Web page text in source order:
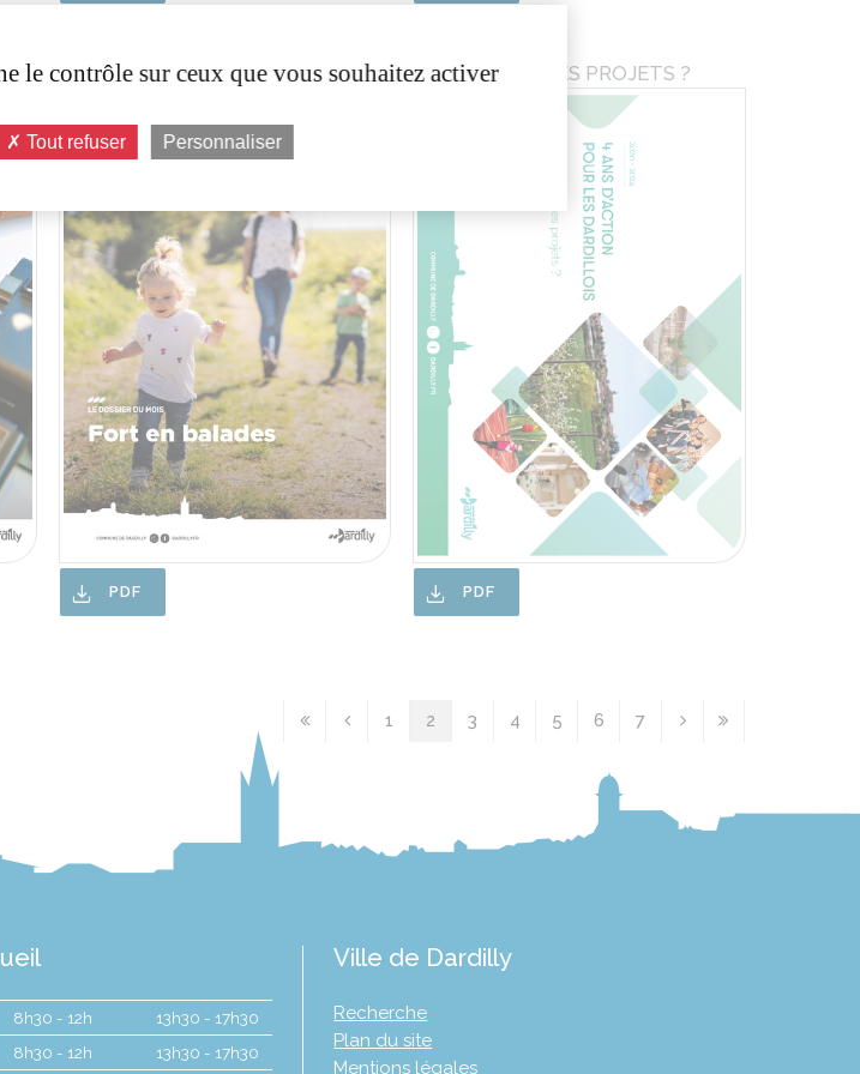
MULTIPLE N°95
PDF
OÙ EN SONT LES PROJETS ?
PDF
1 2 3 4 5 6 7
8h30 - 12h
13h30 - 17h30
8h30 - 12h 13h30 - 17h30
Ville de Dardilly
Recherche
Plan du site
Mentions légales
le contrôle sur ceux que vous souhaitez activer
Tout refuser Personnaliser